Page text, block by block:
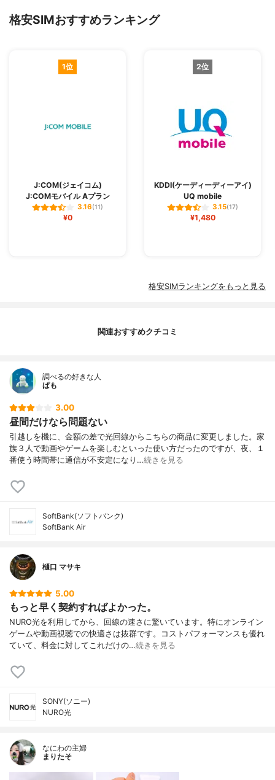
格安SIMおすすめランキング
1位
J:COM(ジェイコム)
J:COMモバイル Aプラン
3.16(11)
¥0
2位
KDDI(ケーディーディーアイ)
UQ mobile
3.15(17)
¥1,480
格安SIMランキングをもっと見る
関連おすすめクチコミ
調べるの好きな人
ぱも
3.00
昼間だけなら問題ない
引越しを機に、金額の差で光回線からこちらの商品に変更しました。家
族３人で動画やゲームを楽しむといった使い方だったのですが、夜、１
番使う時間帯に通信が不安定になり…続きを見る
SoftBank(ソフトバンク)
SoftBank Air
樋口 マサキ
5.00
もっと早く契約すればよかった。
NURO光を利用してから、回線の速さに驚いています。特にオンライン
ゲームや動画視聴での快適さは抜群です。コストパフォーマンスも優れ
ていて、料金に対してこれだけの…続きを見る
SONY(ソニー)
NURO光
なにわの主婦
まりたそ